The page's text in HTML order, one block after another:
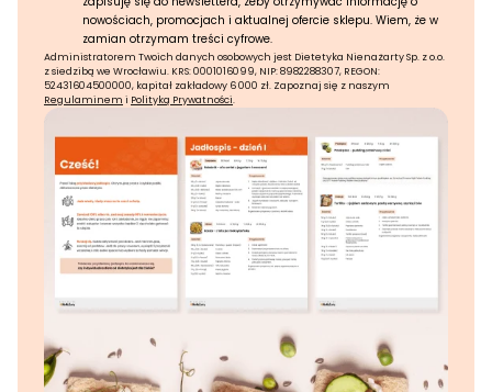
nowościach, promocjach i aktualnej ofercie sklepu. Wiem, że w
zamian otrzymam treści cyfrowe.
Administratorem Twoich danych osobowych jest Dietetyka Nienażarty Sp. z o.o.
z siedzibą we Wrocławiu. KRS: 0001016099, NIP: 8982288307, REGON:
52431604500000, kapitał zakładowy 6 000 zł. Zapoznaj się z naszym
Regulaminem i Polityką Prywatności.